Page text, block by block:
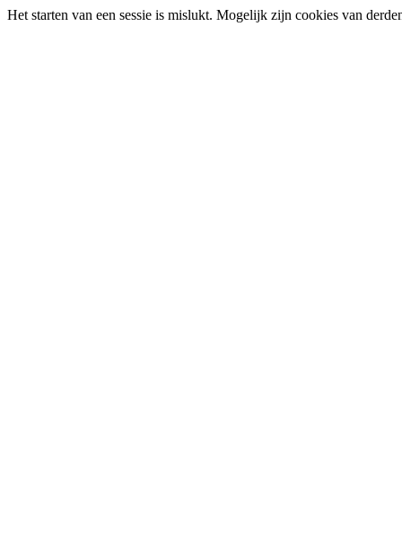
Het starten van een sessie is mislukt. Mogelijk zijn cookies van